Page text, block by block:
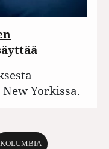
Yorkissa.
KOLUMBIA